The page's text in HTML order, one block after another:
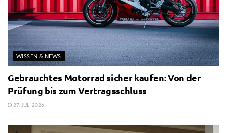
WISSEN & NEWS
Gebrauchtes Motorrad sicher kaufen: Von der
Prüfung bis zum Vertragsschluss
27. JULI 2026